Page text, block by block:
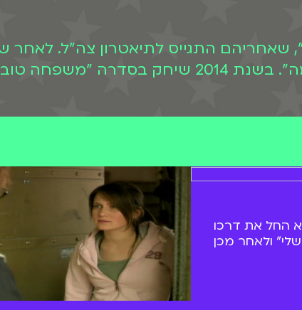
ילין", שאחריהם התגייס לתיאטרון צה"ל.
בניו-יורק. כשחזר התחיל לשחק בסדרה "החממה".
החל את דרכו
ולאחר מכן